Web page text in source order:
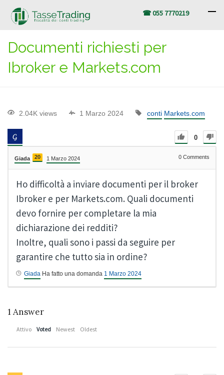
☎ 055 7770219
Documenti richiesti per
Ibroker e Markets.com
2.04K views 1 Marzo 2024 conti Markets.com
0
Giada 20 1 Marzo 2024 0 Comments
Ho difficoltà a inviare documenti per il broker
Ibroker e per Markets.com. Quali documenti
devo fornire per completare la mia
dichiarazione dei redditi?
Inoltre, quali sono i passi da seguire per
garantire che tutto sia in ordine?
Giada Ha fatto una domanda 1 Marzo 2024
1 Answer
Attivo Voted Newest Oldest